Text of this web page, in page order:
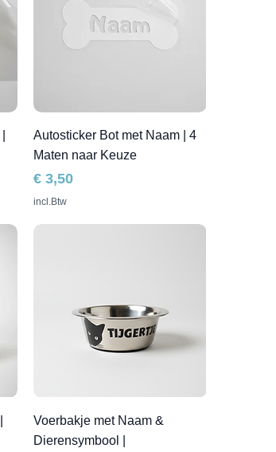
Autosticker Bot met Naam | 4
Maten naar Keuze
Prijs
€ 3,50
incl.Btw
Voerbakje met Naam &
Dierensymbool |